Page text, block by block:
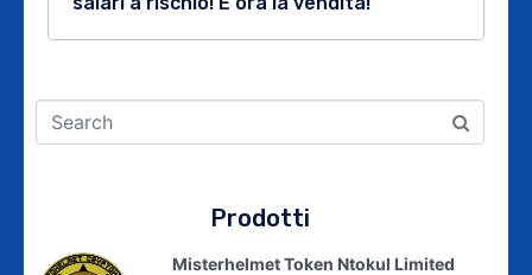
Prodotti
Misterhelmet Token Ntokul Limited